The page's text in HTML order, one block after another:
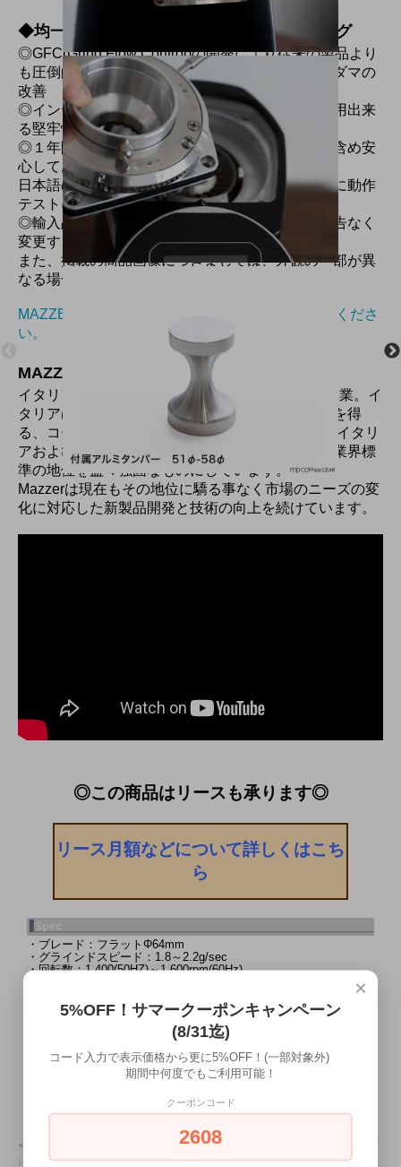
◆均一均等なグラインド&安定したドーシング
◎GFC(Grind Flow Control)の開発により従来の製品より
も圧倒的になめらかなドーシングとコーヒー粉のダマの
改善
◎インテリアに映える重厚な金属ボディ、永年愛用出来
る堅牢性
◎１年間保証付きで万一の際やメンテナンス等も含め安
心してお使いいただけます。
日本語の説明書もついた正規輸入品です。出荷前に動作
テストに合格したものをお届け致します。
◎輸入品につき商品のデザイン、仕様、価格は予告なく
変更する場合がありますので何卒ご了承ください。
また、掲載の商品画像につきましては、外観の一部が異
なる場合がございます。
MAZZERの詳細及び各モデル比較はこちらをご覧くださ
い。
MAZZER（マッツァ）
イタリア、ヴェネツィア県Gardigiano 1950年に創業。イ
タリアはじめ世界中のバリスタから圧倒的な支持を得
る、コーヒーグラインダーを代表するメーカー。 イタリ
アおよび世界のコーヒー産業との連携を強化し、業界標
準の地位を益々強固なものにしています。
Mazzerは現在もその地位に驕る事なく市場のニーズの変
化に対応した新製品開発と技術の向上を続けています。
◎この商品はリースも承ります◎
リース月額などについて詳しくはこち
ら
・ブレード：フラットΦ64mm
・グラインドスピード：1.8～2.2g/sec
・回転数：1,400(50HZ)～1,600rpm(60Hz)
・サイズ: W20.7×D25.5×H59.5(cm)
・重量：15kg
・使用電源：単相100Ｖ 50/60Hz アース付き二股コンセントプラ
グアダプター付属
・メーカー:[MAZZER]
・ブランド:[MAZZER]
●関連keyword：[グラインダー][ミル][コーヒー][ヨーロッパ][バリスタ][おうちcafe][エスプ
レッソ][MAZZER][マッツァ][マッツア][SUPER JOLLY][V Pro]
×
5%OFF！サマークーポンキャンペーン
(8/31迄)
コード入力で表示価格から更に5%OFF！(一部対象外)
期間中何度でもご利用可能！
クーポンコード
2608